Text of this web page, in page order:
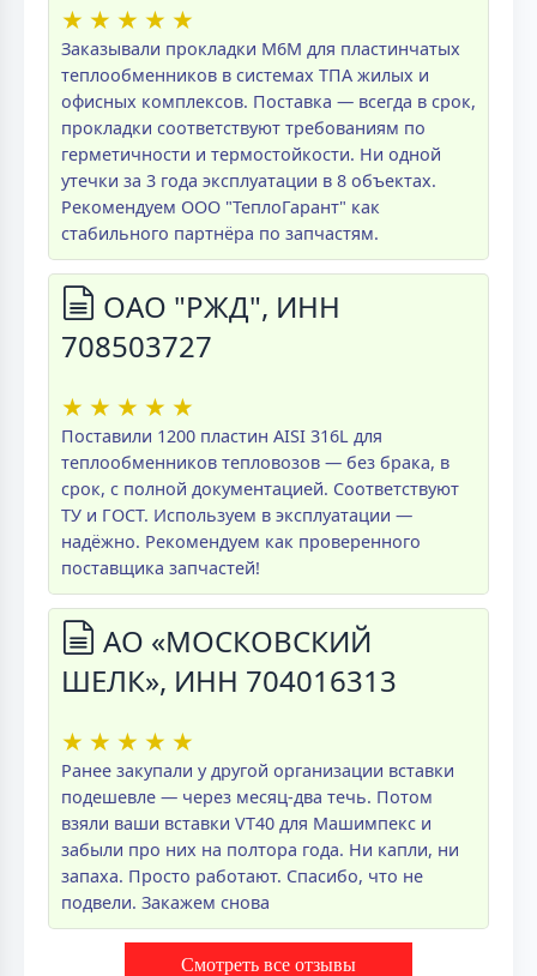
★ ★ ★ ★ ★
Заказывали прокладки M6M для пластинчатых
теплообменников в системах ТПА жилых и
офисных комплексов. Поставка — всегда в срок,
прокладки соответствуют требованиям по
герметичности и термостойкости. Ни одной
утечки за 3 года эксплуатации в 8 объектах.
Рекомендуем ООО "ТеплоГарант" как
стабильного партнёра по запчастям.
ОАО "РЖД", ИНН
708503727
★ ★ ★ ★ ★
Поставили 1200 пластин AISI 316L для
теплообменников тепловозов — без брака, в
срок, с полной документацией. Соответствуют
ТУ и ГОСТ. Используем в эксплуатации —
надёжно. Рекомендуем как проверенного
поставщика запчастей!
АО «МОСКОВСКИЙ
ШЕЛК», ИНН 704016313
★ ★ ★ ★ ★
Ранее закупали у другой организации вставки
подешевле — через месяц-два течь. Потом
взяли ваши вставки VT40 для Машимпекс и
забыли про них на полтора года. Ни капли, ни
запаха. Просто работают. Спасибо, что не
подвели. Закажем снова
Смотреть все отзывы